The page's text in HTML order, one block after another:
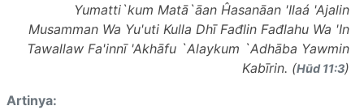
Yumatti`kum Matā`āan Ĥasanāan 'Ilaá 'Ajalin
Musamman Wa Yu'uti Kulla Dhī Fađlin Fađlahu Wa 'In
Tawallaw Fa'innī 'Akhāfu `Alaykum `Adhāba Yawmin
Kabīrin. (Hūd 11:3)
Artinya: